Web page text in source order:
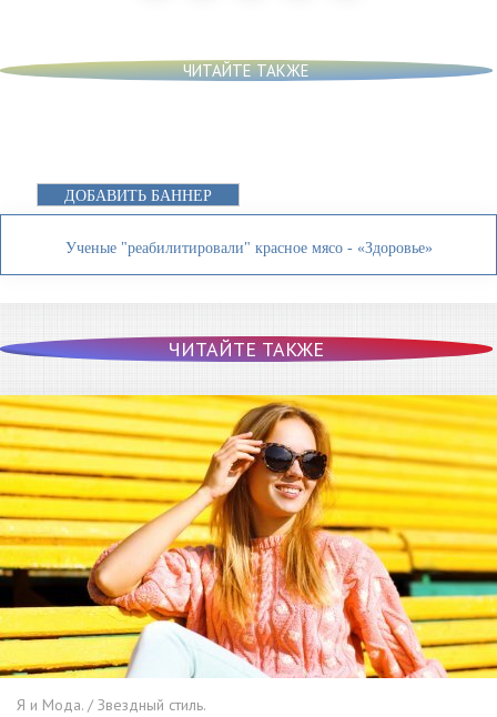
ЧИТАЙТЕ ТАКЖЕ
ДОБАВИТЬ БАННЕР
Ученые "реабилитировали" красное мясо - «Здоровье»
ЧИТАЙТЕ ТАКЖЕ
Я и Мода. / Звездный стиль.